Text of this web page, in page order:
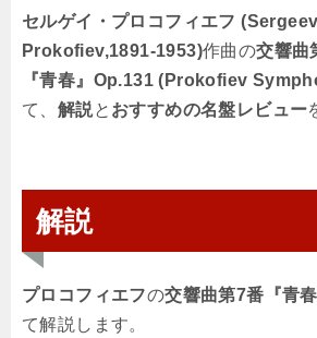
セルゲイ・プロコフィエフ
Prokofiev,1891-1953)作曲の交響曲
『青春』Op.131 (Prokofiev
て、 解説と おすすめの名盤レビュー
解説
プロコフィエフの交響曲第7番『青
て解説します。